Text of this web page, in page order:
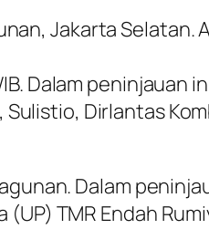
Jakarta Selatan.
Dalam peninjauan
Sulistio, Dirlantas
Dalam
TMR Endah